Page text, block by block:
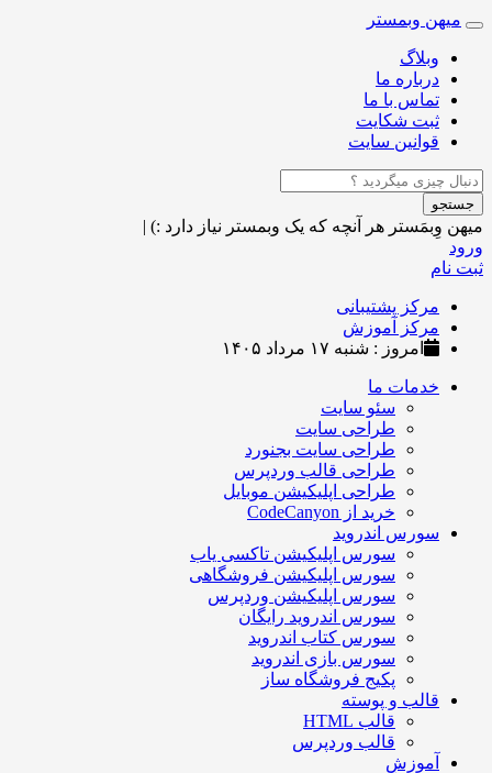
Toggle
navigation
میهن وبمستر
وبلاگ
درباره ما
تماس با ما
ثبت شکایت
قوانین سایت
جستجو
میهن وِبمَستر هر آنچه که یک وبمستر نیاز دارد :) |
ورود
ثبت نام
مرکز پشتیبانی
مرکز آموزش
امروز : شنبه ۱۷ مرداد ۱۴۰۵
خدمات ما
سئو سایت
طراحی سایت
طراحی سایت بجنورد
طراحی قالب وردپرس
طراحی اپلیکیشن موبایل
خرید از CodeCanyon
سورس اندروید
سورس اپلیکیشن تاکسی یاب
سورس اپلیکیشن فروشگاهی
سورس اپلیکیشن وردپرس
سورس اندروید رایگان
سورس کتاب اندروید
سورس بازی اندروید
پکیج فروشگاه ساز
قالب و پوسته
قالب HTML
قالب وردپرس
آموزش